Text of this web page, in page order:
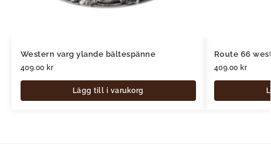
Western varg ylande bältespänne
409.00 kr
Lägg till i varukorg
Route 66
409.00 kr